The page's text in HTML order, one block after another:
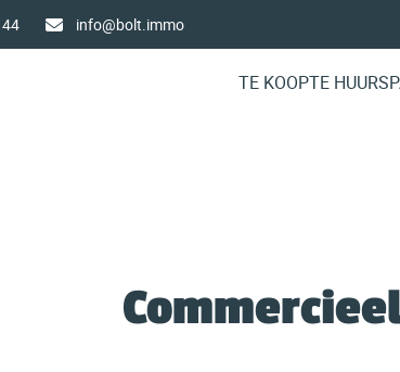
info@bolt.immo
TE KOOPTE HUUR